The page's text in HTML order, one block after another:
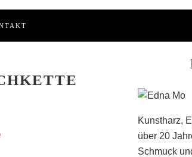
Kunstharz,
über 20
Schmuck